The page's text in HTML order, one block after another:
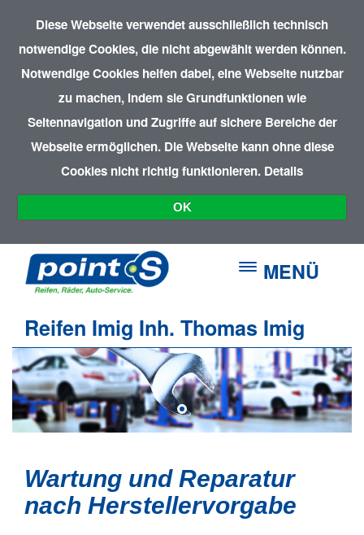
Diese Webseite verwendet ausschließlich technisch
notwendige Cookies, die nicht abgewählt werden können.
Notwendige Cookies helfen dabei, eine Webseite nutzbar
zu machen, indem sie Grundfunktionen wie
Seitennavigation und Zugriffe auf sichere Bereiche der
Webseite ermöglichen. Die Webseite kann ohne diese
Cookies nicht richtig funktionieren. Details
OK
MENÜ
Reifen Imig Inh. Thomas Imig
Wartung und Reparatur
nach Herstellervorgabe